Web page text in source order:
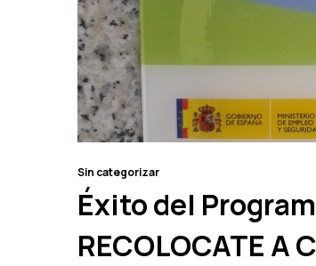
Sin categorizar
Éxito del
RECOLOCATE A